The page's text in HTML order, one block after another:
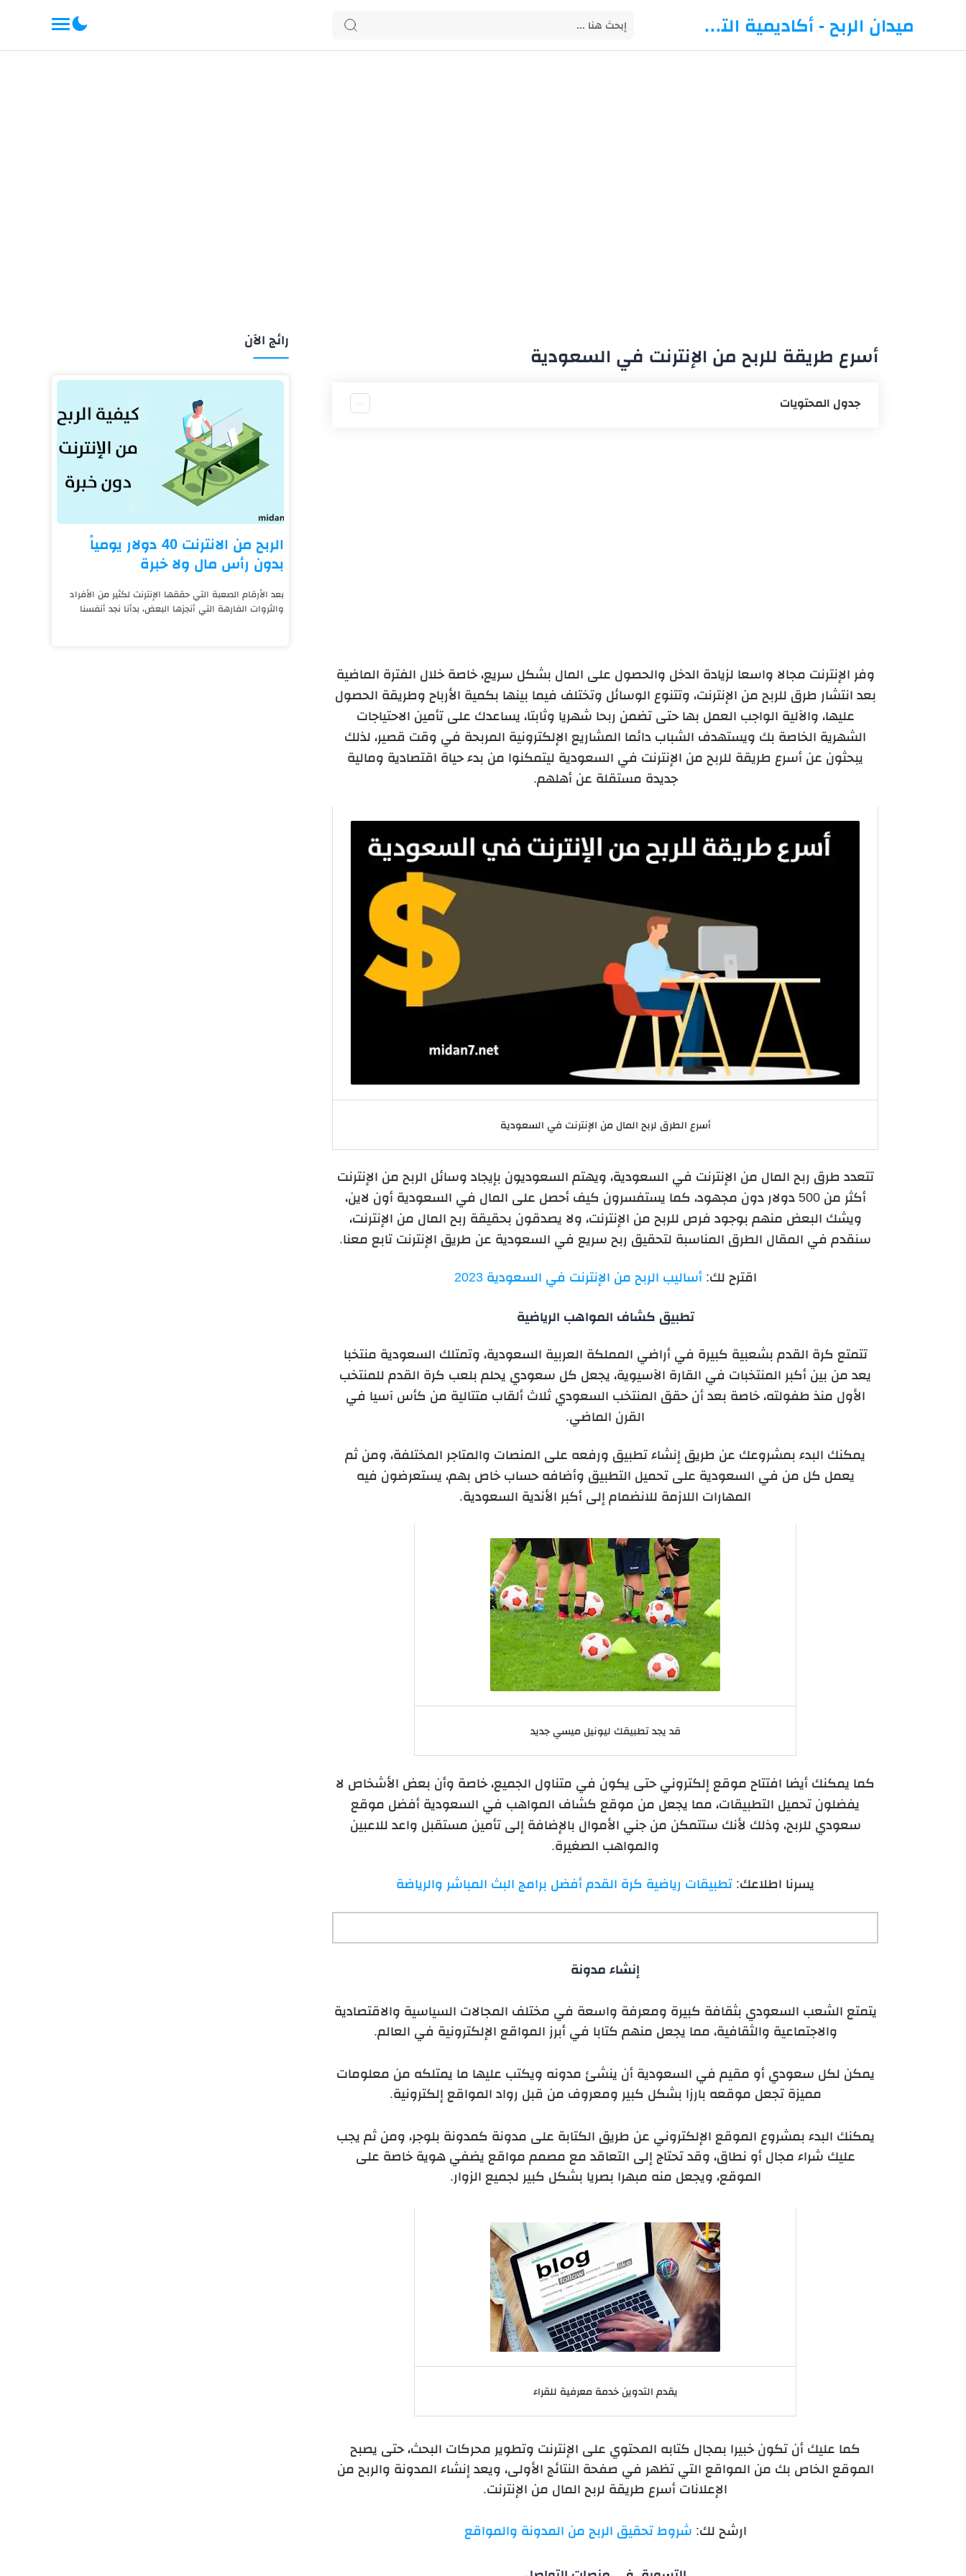
ميدان الربح - أكاديمية التداول
أسرع طريقة للربح من الإنترنت في السعودية
جدول المحتويات
وفر الإنترنت مجالا واسعا لزيادة الدخل والحصول على المال بشكل سريع، خاصة خلال الفترة الماضية
بعد انتشار طرق للربح من الإنترنت، وتتنوع الوسائل وتختلف فيما بينها بكمية الأرباح وطريقة الحصول
عليها، والآلية الواجب العمل بها حتى تضمن ربحا شهريا وثابتا، يساعدك على تأمين الاحتياجات
الشهرية الخاصة بك ويستهدف الشباب دائما المشاريع الإلكترونية المربحة في وقت قصير، لذلك
يبحثون عن أسرع طريقة للربح من الإنترنت في السعودية ليتمكنوا من بدء حياة اقتصادية ومالية
جديدة مستقلة عن أهلهم.
أسرع الطرق لربح المال من الإنترنت في السعودية
تتعدد طرق ربح المال من الإنترنت في السعودية، ويهتم السعوديون بإيجاد وسائل الربح من الإنترنت
أكثر من 500 دولار دون مجهود، كما يستفسرون كيف أحصل على المال في السعودية أون لاين،
ويشك البعض منهم بوجود فرص للربح من الإنترنت، ولا يصدقون بحقيقة ربح المال من الإنترنت،
سنقدم في المقال الطرق المناسبة لتحقيق ربح سريع في السعودية عن طريق الإنترنت تابع معنا.
اقترح لك:أساليب الربح من الإنترنت في السعودية 2023
تطبيق كشاف المواهب الرياضية
تتمتع كرة القدم بشعبية كبيرة في أراضي المملكة العربية السعودية، وتمتلك السعودية منتخبا
يعد من بين أكبر المنتخبات في القارة الآسيوية، يجعل كل سعودي يحلم بلعب كرة القدم للمنتخب
الأول منذ طفولته، خاصة بعد أن حقق المنتخب السعودي ثلاث ألقاب متتالية من كأس آسيا في
القرن الماضي.
يمكنك البدء بمشروعك عن طريق إنشاء تطبيق ورفعه على المنصات والمتاجر المختلفة، ومن ثم
يعمل كل من في السعودية على تحميل التطبيق وأضافه حساب خاص بهم، يستعرضون فيه
المهارات اللازمة للانضمام إلى أكبر الأندية السعودية.
قد يجد تطبيقك ليونيل ميسي جديد
كما يمكنك أيضا افتتاح موقع إلكتروني حتى يكون في متناول الجميع، خاصة وأن بعض الأشخاص لا
يفضلون تحميل التطبيقات، مما يجعل من موقع كشاف المواهب في السعودية أفضل موقع
سعودي للربح، وذلك لأنك ستتمكن من جني الأموال بالإضافة إلى تأمين مستقبل واعد للاعبين
والمواهب الصغيرة.
يسرنا اطلاعك: تطبيقات رياضية كرة القدم أفضل برامج البث المباشر والرياضة
إنشاء مدونة
يتمتع الشعب السعودي بثقافة كبيرة ومعرفة واسعة في مختلف المجالات السياسية والاقتصادية
والاجتماعية والثقافية، مما يجعل منهم كتابا في أبرز المواقع الإلكترونية في العالم.
يمكن لكل سعودي أو مقيم في السعودية أن ينشئ مدونه ويكتب عليها ما يمتلكه من معلومات
مميزة تجعل موقعه بارزا بشكل كبير ومعروف من قبل رواد المواقع إلكترونية.
يمكنك البدء بمشروع الموقع الإلكتروني عن طريق الكتابة على مدونة كمدونة بلوجر، ومن ثم يجب
عليك شراء مجال أو نطاق، وقد تحتاج إلى التعاقد مع مصمم مواقع يضفي هوية خاصة على
الموقع، ويجعل منه مبهرا بصريا بشكل كبير لجميع الزوار.
يقدم التدوين خدمة معرفية للقراء
كما عليك أن تكون خبيرا بمجال كتابه المحتوي على الإنترنت وتطوير محركات البحث، حتى يصبح
الموقع الخاص بك من المواقع التي تظهر في صفحة النتائج الأولى، ويعد إنشاء المدونة والربح من
الإعلانات أسرع طريقة لربح المال من الإنترنت.
ارشح لك: شروط تحقيق الربح من المدونة والمواقع
رائج الآن
الربح من الانترنت 40 دولار يومياً
بدون رأس مال ولا خبرة
بعد الأرقام الصعبة التي حققها الإنترنت لكثير من الأفراد
والثروات الفارهة التي أنجزها البعض، بدأنا نجد أنفسنا